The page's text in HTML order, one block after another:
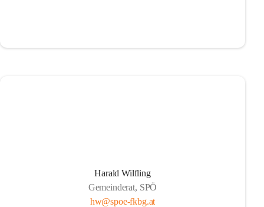
Harald Wilfling
Gemeinderat, SPÖ
hw@spoe-fkbg.at